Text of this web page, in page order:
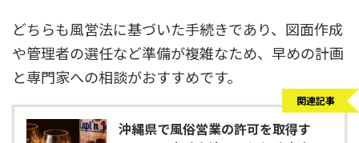
どちらも風営法に基づいた手続きであり、図面作成
や管理者の選任など準備が複雑なため、早めの計画
と専門家への相談がおすすめです。
沖縄県で風俗営業の許可を取得す
関連記事